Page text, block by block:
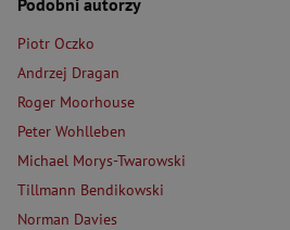
Piotr Oczko
Andrzej Dragan
Roger Moorhouse
Peter Wohlleben
Michael Morys-Twarowski
Tillmann Bendikowski
Norman Davies